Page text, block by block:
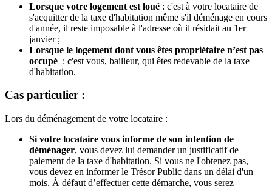
Lorsque votre logement est loué : c'est à votre locataire de
s'acquitter de la taxe d'habitation même s'il déménage en cours
d'année, il reste imposable à l'adresse où il résidait au 1er
janvier ;
Lorsque le logement dont vous êtes propriétaire n’est pas
occupé : c'est vous, bailleur, qui êtes redevable de la taxe
d'habitation.
Cas particulier :
Lors du déménagement de votre locataire :
Si votre locataire vous informe de son intention de
déménager, vous devez lui demander un justificatif de
paiement de la taxe d'habitation. Si vous ne l'obtenez pas,
vous devez en informer le Trésor Public dans un délai d'un
mois. À défaut d’effectuer cette démarche, vous serez